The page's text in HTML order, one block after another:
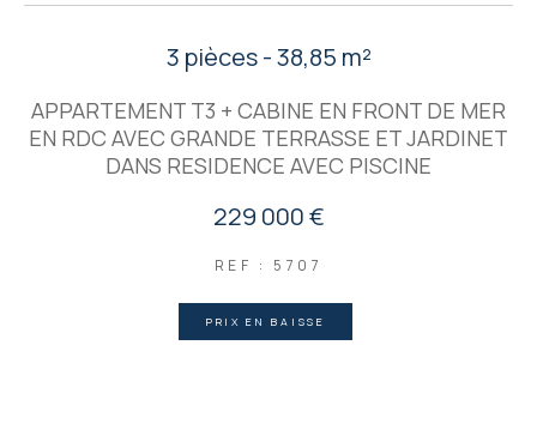
3 pièces - 38,85 m²
APPARTEMENT T3 + CABINE EN FRONT DE MER
EN RDC AVEC GRANDE TERRASSE ET JARDINET
DANS RESIDENCE AVEC PISCINE
229 000 €
REF : 5707
PRIX EN BAISSE